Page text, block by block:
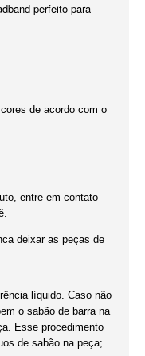
perfeito para
de acordo com o
entre em contato
deixar as peças de
líquido. Caso não
o sabão de barra na
Esse procedimento
de sabão na peça;